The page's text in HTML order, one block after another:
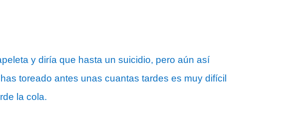
y diría que hasta un suicidio, pero aún así
toreado antes unas cuantas tardes es muy difícil
la cola.